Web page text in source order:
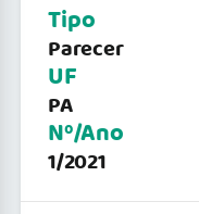
Tipo
Parecer
UF
PA
Nº/Ano
1/2021